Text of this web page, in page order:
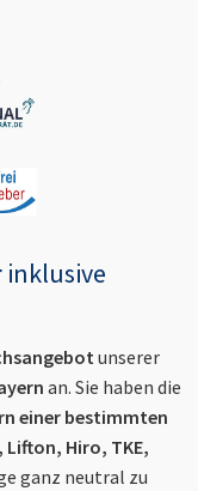
inklusive
unserer
an. Sie haben die
einer bestimmten
Lifton, Hiro, TKE,
ganz neutral zu